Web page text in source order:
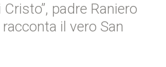
padre Raniero
il vero San